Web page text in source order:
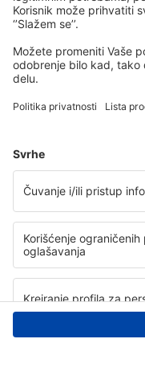
Copyright © eSky.rs. Sva